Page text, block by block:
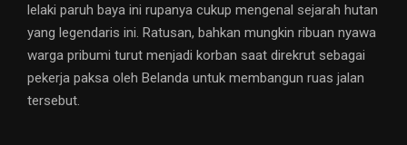
lelaki paruh baya ini rupanya cukup mengenal sejarah hutan
yang legendaris ini. Ratusan, bahkan mungkin ribuan nyawa
warga pribumi turut menjadi korban saat direkrut sebagai
pekerja paksa oleh Belanda untuk membangun ruas jalan
tersebut.